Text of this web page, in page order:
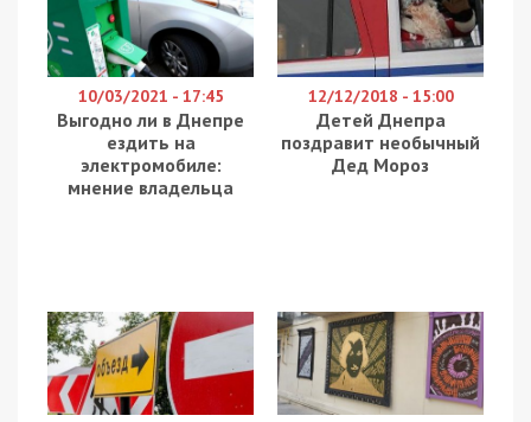
10/03/2021 - 17:45
Выгодно ли в Днепре
ездить на
электромобиле:
мнение владельца
12/12/2018 - 15:00
Детей Днепра
поздравит необычный
Дед Мороз